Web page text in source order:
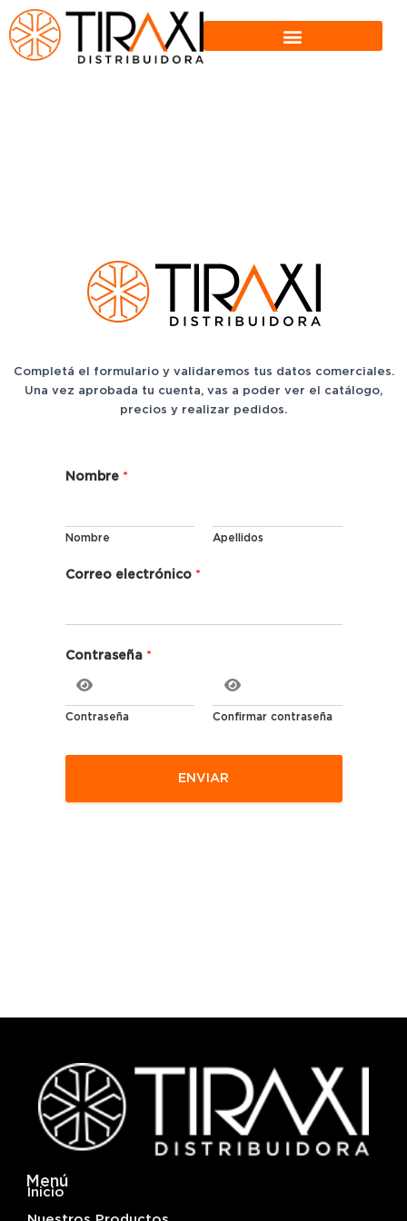
Completá el formulario y validaremos tus datos comerciales.
Una vez aprobada tu cuenta, vas a poder ver el catálogo,
precios y realizar pedidos.
e
c
t
ó
c
C
r
e
*
Nombre *
Nombre Apellidos
Correo electrónico *
Contraseña *
Contraseña Confirmar contraseña
ENVIAR
Menú
Inicio